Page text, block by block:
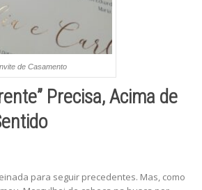
de Casamento
Precisa, Acima de
para seguir precedentes. Mas, como